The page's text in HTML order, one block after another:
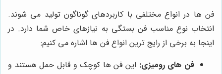
فن ها در انواع مختلفی با کاربردهای گوناگون تولید می شوند.
انتخاب نوع مناسب فن بستگی به نیازهای خاص شما دارد. در
اینجا به برخی از رایج ترین انواع فن ها اشاره می کنیم:
فن های رومیزی: این فن ها کوچک و قابل حمل هستند و